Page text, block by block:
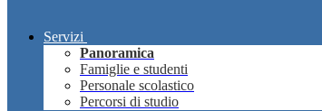
Servizi
Panoramica
Famiglie e studenti
Personale scolastico
Percorsi di studio